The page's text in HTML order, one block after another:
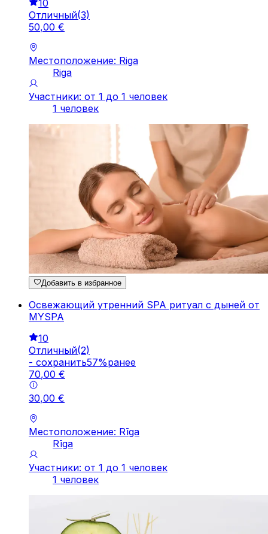
10
Отличный(3)
50,00 €
Местоположение: Riga
Riga
Участники: от 1 до 1 человек
1 человек
Добавить в избранное
Освежающий утренний SPA ритуал с дыней от
MYSPA
10
Отличный(2)
- cохранить57%ранее
70,00 €
30,00 €
Местоположение: Rīga
Rīga
Участники: от 1 до 1 человек
1 человек